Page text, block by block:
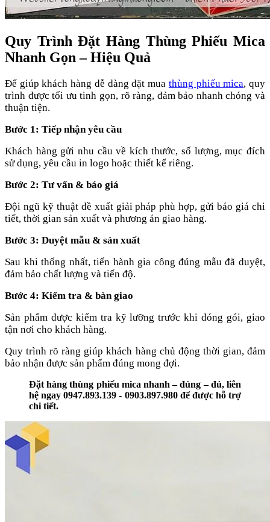
Quy Trình Đặt Hàng Thùng Phiếu Mica
Nhanh Gọn – Hiệu Quả
Để giúp khách hàng dễ dàng đặt mua thùng phiếu mica, quy
trình được tối ưu tinh gọn, rõ ràng, đảm bảo nhanh chóng và
thuận tiện.
Bước 1: Tiếp nhận yêu cầu
Khách hàng gửi nhu cầu về kích thước, số lượng, mục đích
sử dụng, yêu cầu in logo hoặc thiết kế riêng.
Bước 2: Tư vấn & báo giá
Đội ngũ kỹ thuật đề xuất giải pháp phù hợp, gửi báo giá chi
tiết, thời gian sản xuất và phương án giao hàng.
Bước 3: Duyệt mẫu & sản xuất
Sau khi thống nhất, tiến hành gia công đúng mẫu đã duyệt,
đảm bảo chất lượng và tiến độ.
Bước 4: Kiểm tra & bàn giao
Sản phẩm được kiểm tra kỹ lưỡng trước khi đóng gói, giao
tận nơi cho khách hàng.
Quy trình rõ ràng giúp khách hàng chủ động thời gian, đảm
bảo nhận được sản phẩm đúng mong đợi.
Đặt hàng thùng phiếu mica nhanh – đúng – đủ, liên
hệ ngay 0947.893.139 - 0903.897.980 để được hỗ trợ
chi tiết.